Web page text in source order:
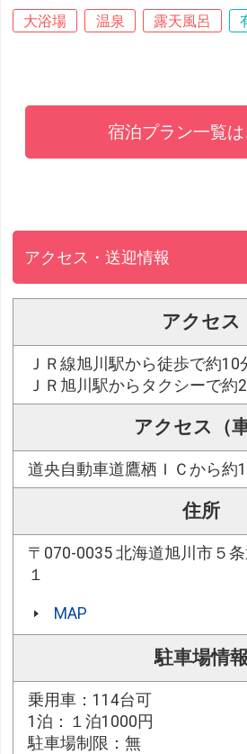
大浴場 温泉 露天風呂
宿泊プラン一覧は
アクセス・送迎情報
アクセス
ＪＲ線旭川駅から徒歩で約10
ＪＲ旭川駅からタクシーで約2
アクセス（車
道央自動車道鷹栖ＩＣから約
住所
〒070-0035 北海道旭川市５
１
MAP
駐車場情報
乗用車：114台可
1泊：１泊1000円
駐車場制限：無